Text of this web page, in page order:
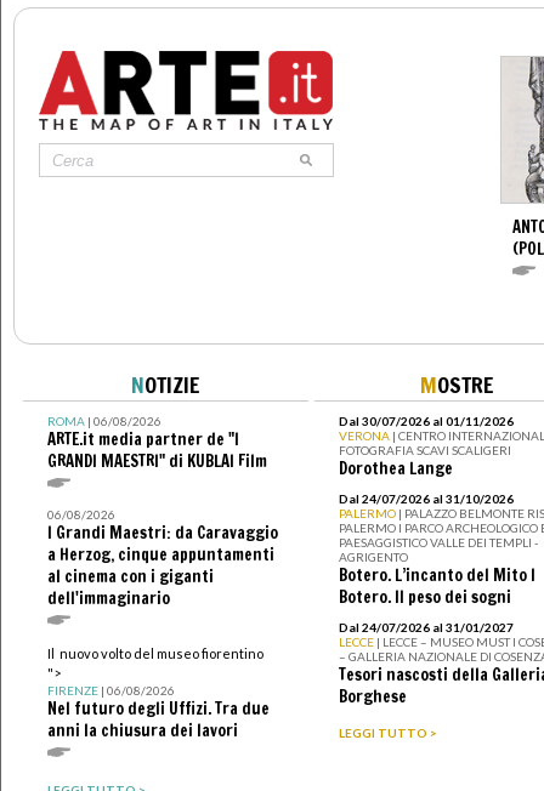
NOTIZIE
ROMA| 06/08/2026
ARTE.it media partner de "I
GRANDI MAESTRI" di KUBLAI Film
06/08/2026
I Grandi Maestri: da Caravaggio
a Herzog, cinque appuntamenti
al cinema con i giganti
dell'immaginario
Il nuovo volto del museo fiorentino
">
FIRENZE| 06/08/2026
Nel futuro degli Uffizi. Tra due
anni la chiusura dei lavori
MOSTRE
Dal 30/07/2026 al 01/11/2026
VERONA | CENTRO
FOTOGRAFIA SCAVI SCALIGERI
Dorothea Lange
Dal 24/07/2026 al 31/10/2026
PALERMO | PALAZZO BELMONTE
PALERMO I PARCO ARCHEOLOGICO
PAESAGGISTICO VALLE DEI TEMPLI -
AGRIGENTO
Botero. L’incanto del Mito I
Botero. Il peso dei sogni
Dal 24/07/2026 al 31/01/2027
LECCE | LECCE – MUSEO MUST I
– GALLERIA NAZIONALE DI
Tesori nascosti della
Borghese
LEGGI TUTTO >